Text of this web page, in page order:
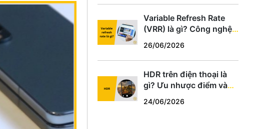
Variable Refresh Rate
(VRR) là gì? Công nghệ
thủ PC, PS5, Xbox
26/06/2026
HDR trên điện thoại là
gì? Ưu nhược điểm và
24/06/2026